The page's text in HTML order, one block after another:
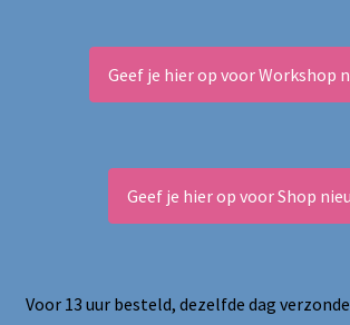
Geef je hier op voor Workshop
Geef je hier op voor Shop
Voor 13 uur besteld, dezelfde dag